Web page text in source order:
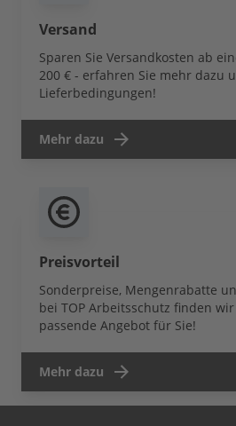
Versand
Sparen Sie Versandkosten ab
200 € - erfahren Sie mehr dazu
Lieferbedingungen!
Mehr dazu
Preisvorteil
Sonderpreise, Mengenrabatte
bei TOP Arbeitsschutz finden
passende Angebot für Sie!
Mehr dazu